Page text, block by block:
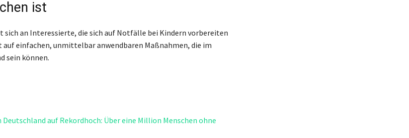
ist
sich an Interessierte, die sich auf Notfälle bei Kindern vorbereiten
auf einfachen, unmittelbar anwendbaren Maßnahmen, die im
sein können.
auf Rekordhoch: Über eine Million Menschen ohne